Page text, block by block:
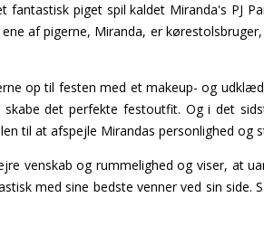
fantastisk piget spil kaldet Miranda's PJ
af pigerne, Miranda, er
op til festen med et makeup- og
det perfekte festoutfit. Og i det
til at afspejle Mirandas personlighed og
venskab og rummelighed og viser, at
med sine bedste venner ved sin side.